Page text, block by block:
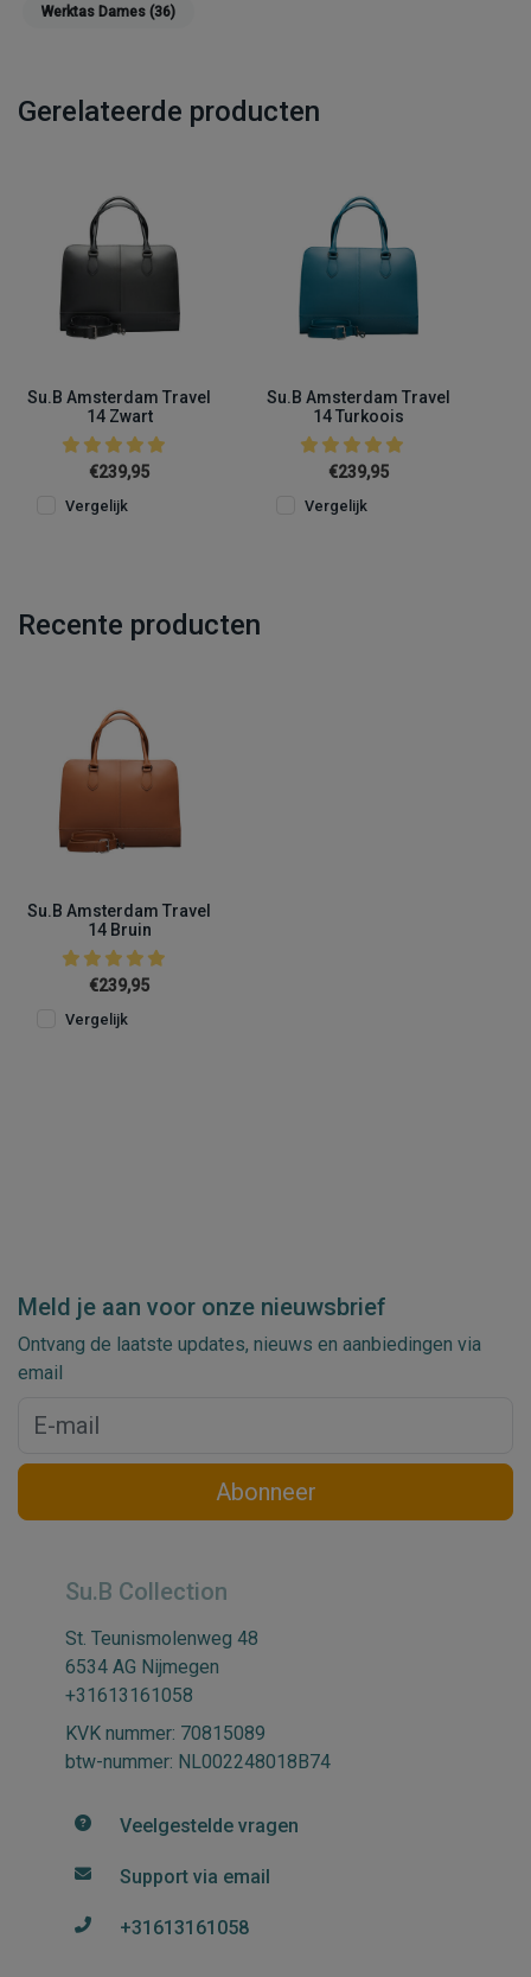
Werktas Dames (36)
Gerelateerde producten
Su.B Amsterdam Travel
14 Zwart
€239,95
Vergelijk
Su.B Amsterdam Travel
14 Turkoois
€239,95
Vergelijk
Recente producten
Su.B Amsterdam Travel
14 Bruin
€239,95
Vergelijk
Meld je aan voor onze nieuwsbrief
Ontvang de laatste updates, nieuws en aanbiedingen via
email
Abonneer
Su.B Collection
St. Teunismolenweg 48
6534 AG Nijmegen
+31613161058
KVK nummer: 70815089
btw-nummer: NL002248018B74
Veelgestelde vragen
Support via email
+31613161058